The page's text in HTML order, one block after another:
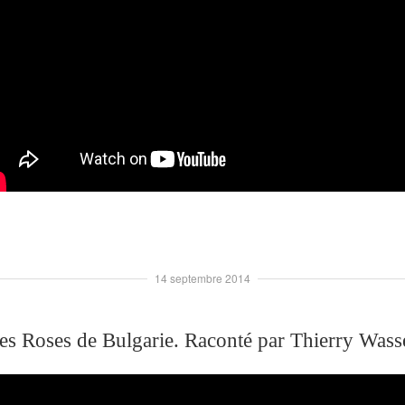
14 septembre 2014
Roses de Bulgarie. Raconté par Thierry